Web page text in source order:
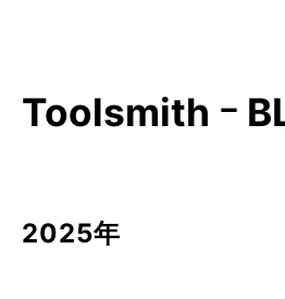
Toolsmith ｰ
2025年